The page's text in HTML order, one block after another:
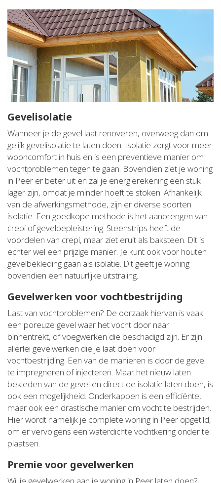
Gevelisolatie
Wanneer je de gevel laat renoveren, overweeg dan om
gelijk gevelisolatie te laten doen. Isolatie zorgt voor meer
wooncomfort in huis en is een preventieve manier om
vochtproblemen tegen te gaan. Bovendien ziet je woning
in Peer er beter uit en zal je energierekening een stuk
lager zijn, omdat je minder hoeft te stoken. Afhankelijk
van de afwerkingsmethode, zijn er diverse soorten
isolatie. Een goedkope methode is het aanbrengen van
crepi of gevelbepleistering. Steenstrips heeft de
voordelen van crepi, maar ziet eruit als baksteen. Dit is
echter wel een prijzige manier. Je kunt ook voor houten
gevelbekleding gaan als isolatie. Dit geeft je woning
bovendien een natuurlijke uitstraling.
Gevelwerken voor vochtbestrijding
Last van vochtproblemen? De oorzaak hiervan is vaak
een poreuze gevel waar het vocht door naar
binnentrekt, of voegwerken die beschadigd zijn. Er zijn
allerlei gevelwerken die je laat doen voor
vochtbestrijding. Een van de manieren is door de gevel
te impregneren of injecteren. Maar het nieuw laten
bekleden van de gevel en direct de isolatie laten doen, is
ook een mogelijkheid. Onderkappen is een efficiënte,
maar ook een drastische manier om vocht te bestrijden.
Hier wordt namelijk je complete woning in Peer opgetild,
om er vervolgens een waterdichte vochtkering onder te
plaatsen.
Premie voor gevelwerken
Wil je gevelwerken aan je woning in Peer laten doen?